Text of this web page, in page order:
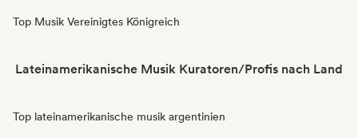
Top Musik Vereinigtes Königreich
Lateinamerikanische Musik Kuratoren/Profis nach Land
Top lateinamerikanische musik argentinien